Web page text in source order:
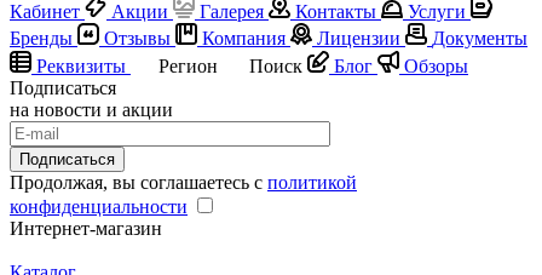
Кабинет
Акции Галерея Контакты
Услуги
Бренды
Отзывы Компания Лицензии
Документы
Реквизиты
Регион Поиск Блог
Обзоры
Подписаться
на новости и акции
Подписаться
Продолжая, вы соглашаетесь с политикой
конфиденциальности
Интернет-магазин